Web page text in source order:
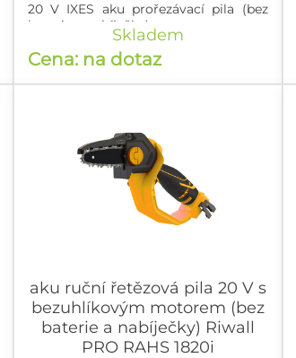
20 V IXES aku prořezávací pila (bez
baterie a nabíječky)Skladem
Cena: na dotaz
aku ruční řetězová pila 20 V s
bezuhlíkovým motorem (bez
baterie a nabíječky) Riwall
PRO RAHS 1820i